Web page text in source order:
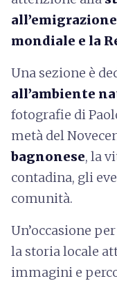
all’emigrazione
mondiale e la
Una sezione è
all’ambiente
fotografie di
metà del
bagnonese, la
contadina, gli
comunità.
Un’occasione
la storia locale
immagini e